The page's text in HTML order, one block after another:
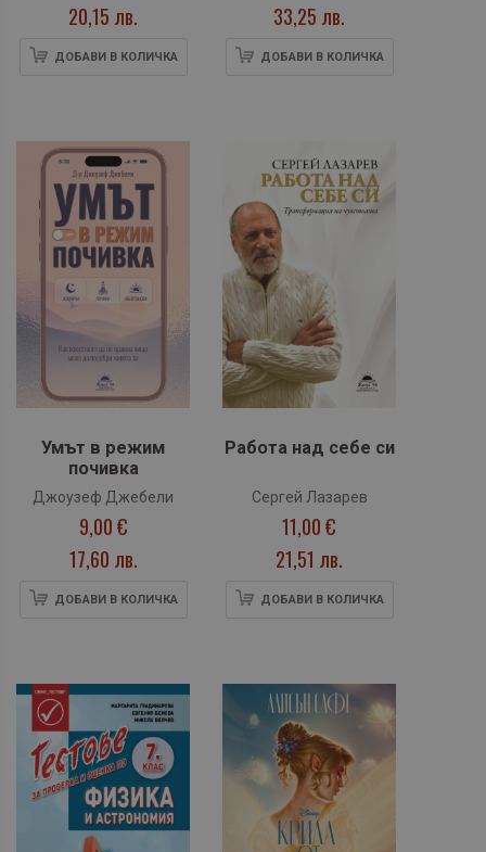
20,15 лв.
ДОБАВИ В КОЛИЧКА
33,25 лв.
ДОБАВИ В КОЛИЧКА
Умът в режим
почивка
Джоузеф Джебели
9,00 €
17,60 лв.
ДОБАВИ В КОЛИЧКА
Работа над себе си
Сергей Лазарев
11,00 €
21,51 лв.
ДОБАВИ В КОЛИЧКА